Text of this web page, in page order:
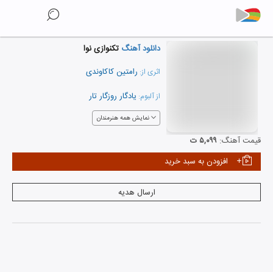
دانلود آهنگ تکنوازی نوا
اثری از: رامتین کاکاوندی
از آلبوم: یادگار روزگار تار
نمایش همه هنرمندان
قیمت آهنگ: ۵,۰۹۹ ت
افزودن به سبد خرید
ارسال هدیه